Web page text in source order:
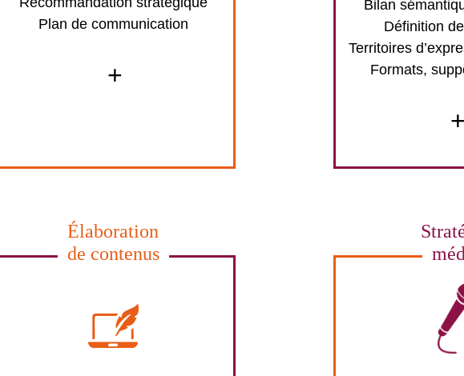
Plan de communication
+
Bilan
Définition
Territoires
Formats,
+
Élaboration
de contenus